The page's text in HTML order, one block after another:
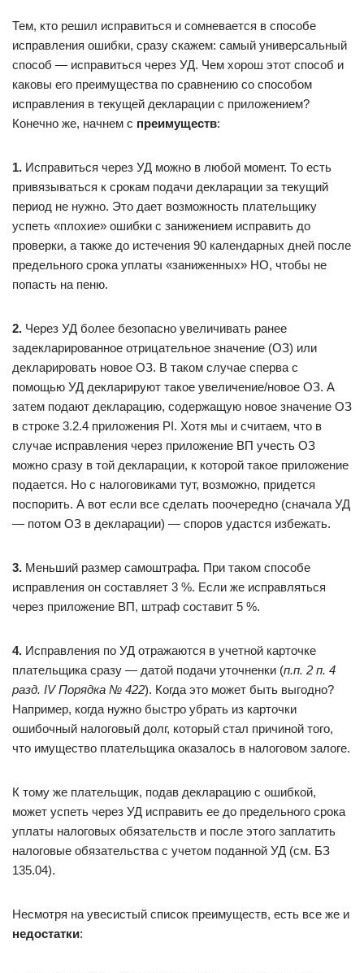
Тем, кто решил исправиться и сомневается в способе
исправления ошибки, сразу скажем: самый универсальный
способ — исправиться через УД. Чем хорош этот способ и
каковы его преимущества по сравнению со способом
исправления в текущей декларации с приложением?
Конечно же, начнем с преимуществ:
1. Исправиться через УД можно в любой момент. То есть
привязываться к срокам подачи декларации за текущий
период не нужно. Это дает возможность плательщику
успеть «плохие» ошибки с занижением исправить до
проверки, а также до истечения 90 календарных дней после
предельного срока уплаты «заниженных» НО, чтобы не
попасть на пеню.
2. Через УД более безопасно увеличивать ранее
задекларированное отрицательное значение (ОЗ) или
декларировать новое ОЗ. В таком случае сперва с
помощью УД декларируют такое увеличение/новое ОЗ. А
затем подают декларацию, содержащую новое значение ОЗ
в строке 3.2.4 приложения РІ. Хотя мы и считаем, что в
случае исправления через приложение ВП учесть ОЗ
можно сразу в той декларации, к которой такое приложение
подается. Но с налоговиками тут, возможно, придется
поспорить. А вот если все сделать поочередно (сначала УД
— потом ОЗ в декларации) — споров удастся избежать.
3. Меньший размер самоштрафа. При таком способе
исправления он составляет 3 %. Если же исправляться
через приложение ВП, штраф составит 5 %.
4. Исправления по УД отражаются в учетной карточке
плательщика сразу — датой подачи уточненки (п.п. 2 п. 4
разд. IV Порядка № 422). Когда это может быть выгодно?
Например, когда нужно быстро убрать из карточки
ошибочный налоговый долг, который стал причиной того,
что имущество плательщика оказалось в налоговом залоге.
К тому же плательщик, подав декларацию с ошибкой,
может успеть через УД исправить ее до предельного срока
уплаты налоговых обязательств и после этого заплатить
налоговые обязательства с учетом поданной УД (см. БЗ
135.04).
Несмотря на увесистый список преимуществ, есть все же и
недостатки: